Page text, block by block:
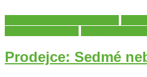
Prodejce: Sedmé